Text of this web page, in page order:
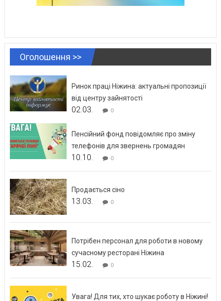
Оголошення >>
Ринок праці Ніжина: актуальні пропозиції
від центру зайнятості
02.03. 0
Пенсійний фонд повідомляє про зміну
телефонів для звернень громадян
10.10. 0
Продається сіно
13.03. 0
Потрібен персонал для роботи в новому
сучасному ресторані Ніжина
15.02. 0
Увага! Для тих, хто шукає роботу в Ніжині!